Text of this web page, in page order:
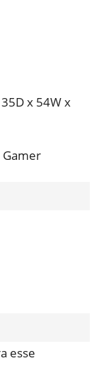
x 54W x
Gamer
esse